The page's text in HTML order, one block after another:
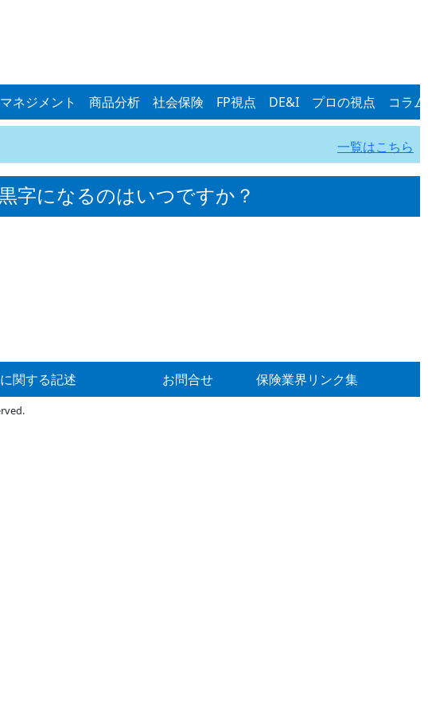
ネジメント 商品分析 社会保険 FP視点 DE&I プロの視点 コラム
一覧はこちら
字になるのはいつですか？
関する記述 お問合せ 保険業界リンク集